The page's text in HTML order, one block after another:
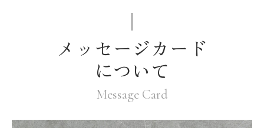
メッセージカード
について
Message Card